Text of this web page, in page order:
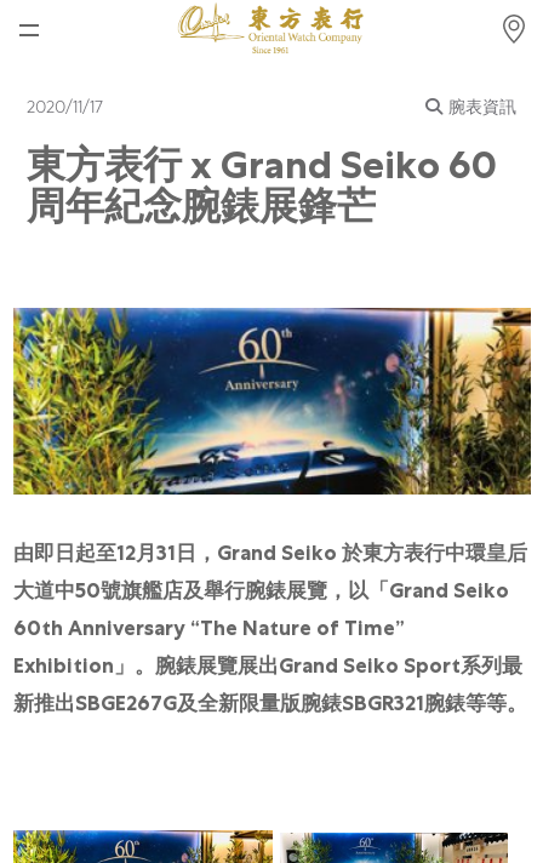
最新消息
腕表資訊
公司動態
勞力士中古錶認證
帝舵表
品牌
店鋪位置
網上商店
中國內地
香港特別行政區
腕表維修
登入
2020/11/17 腕表資訊
東方表行 x Grand Seiko 60
周年紀念腕錶展鋒芒
由即日起至12月31日，Grand Seiko 於東方表行中環皇后
大道中50號旗艦店及舉行腕錶展覽，以「Grand Seiko
60th Anniversary “The Nature of Time”
Exhibition」。腕錶展覽展出Grand Seiko Sport系列最
新推出SBGE267G及全新限量版腕錶SBGR321腕錶等等。